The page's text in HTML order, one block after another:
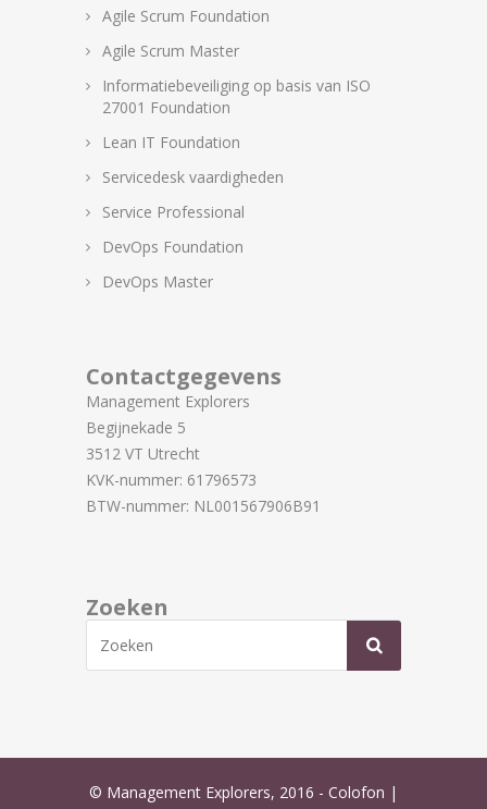
Agile Scrum Foundation
Agile Scrum Master
Informatiebeveiliging op basis van ISO
27001 Foundation
Lean IT Foundation
Servicedesk vaardigheden
Service Professional
DevOps Foundation
DevOps Master
Contactgegevens
Management Explorers
Begijnekade 5
3512 VT Utrecht
KVK-nummer: 61796573
BTW-nummer: NL001567906B91
Zoeken
© Management Explorers, 2016 - Colofon |